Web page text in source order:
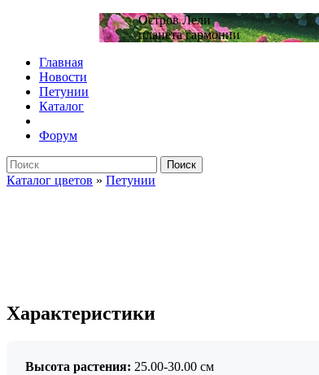
Остров Лели
планета гармонии
Главная
Новости
Петунии
Каталог
Форум
Поиск
Каталог цветов » Петунии
Характеристики
Высота растения: 25.00-30.00 см